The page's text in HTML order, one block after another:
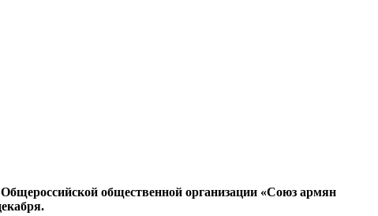
Общероссийской общественной организации «Союз армян